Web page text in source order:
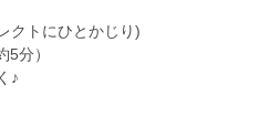
クトにひとかじり)
分）
♪